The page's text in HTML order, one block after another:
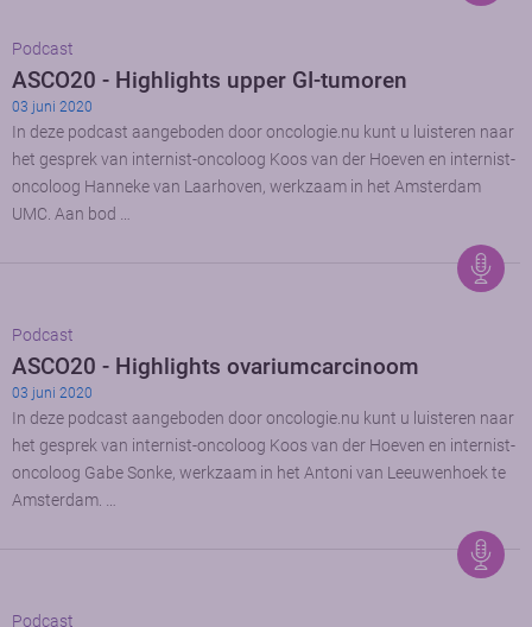
Podcast
ASCO20 - Highlights upper GI-tumoren
03 juni 2020
In deze podcast aangeboden door oncologie.nu kunt u luisteren naar
het gesprek van internist-oncoloog Koos van der Hoeven en internist-
oncoloog Hanneke van Laarhoven, werkzaam in het Amsterdam
UMC. Aan bod …
Podcast
ASCO20 - Highlights ovariumcarcinoom
03 juni 2020
In deze podcast aangeboden door oncologie.nu kunt u luisteren naar
het gesprek van internist-oncoloog Koos van der Hoeven en internist-
oncoloog Gabe Sonke, werkzaam in het Antoni van Leeuwenhoek te
Amsterdam. …
Podcast